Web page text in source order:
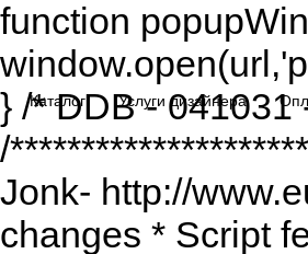
function
} /* DDB - 041031
/
Jonk- http://
changes * Script
Каталог Услуги дизайнера